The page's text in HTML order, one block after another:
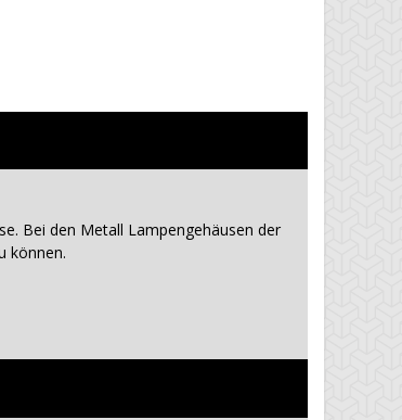
Bei den Metall Lampengehäusen der
können.